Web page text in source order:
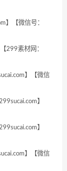
】【微信号：
299素材网：
】【微信
】
】
】【微信